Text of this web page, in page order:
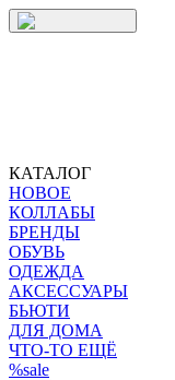
КАТАЛОГ
НОВОЕ
КОЛЛАБЫ
БРЕНДЫ
ОБУВЬ
ОДЕЖДА
АКСЕССУАРЫ
БЬЮТИ
ДЛЯ ДОМА
ЧТО-ТО ЕЩЁ
%sale